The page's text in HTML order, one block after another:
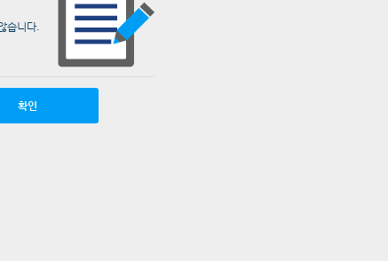
습니다.